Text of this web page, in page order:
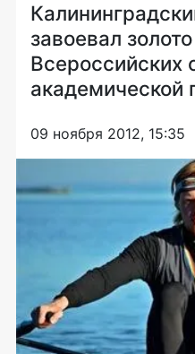
завоевал
Всероссийских
академической
09 ноября 2012, 15:35